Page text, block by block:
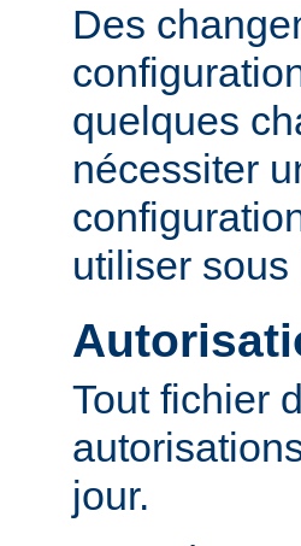
Des
quelques
nécessiter
utiliser
Tout fichier
jour.